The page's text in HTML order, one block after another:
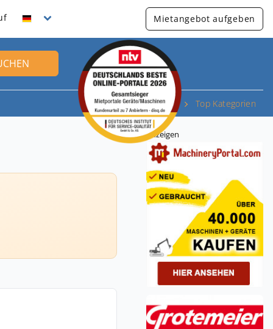
Mietangebot aufgeben
Top Kategorien
Anzeigen